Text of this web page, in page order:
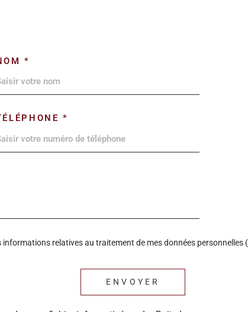
*
*
relatives au traitement de mes données personnelles
ENVOYER